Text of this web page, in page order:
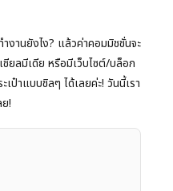
านยังไง? แล้วค่าคอมมิชชั่นจะ
ยลมีเดีย หรือมีเว็บไซต์/บล็อก
ป๋าแบบชิลๆ ได้เลยค่ะ! วันนี้เรา
!